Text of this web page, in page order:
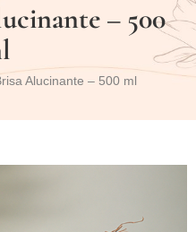
– 500
Alucinante – 500 ml